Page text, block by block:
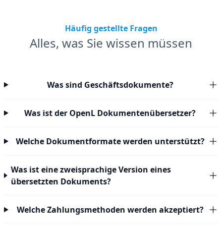
Häufig gestellte Fragen
Alles, was Sie wissen müssen
Was sind Geschäftsdokumente?
Was ist der OpenL Dokumentenübersetzer?
Welche Dokumentformate werden unterstützt?
Was ist eine zweisprachige Version eines
übersetzten Dokuments?
Welche Zahlungsmethoden werden akzeptiert?